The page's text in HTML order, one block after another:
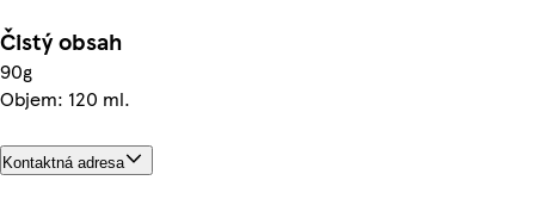
Čistý obsah
90g
Objem: 120 ml.
Kontaktná adresa